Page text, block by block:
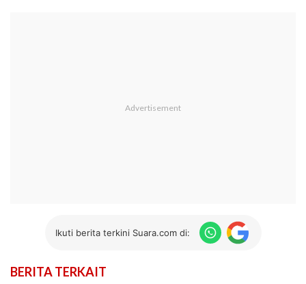
Ikuti berita terkini Suara.com di:
BERITA TERKAIT